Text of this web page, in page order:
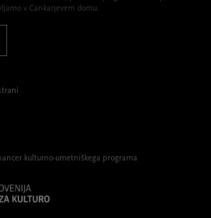
v Cankarjevem domu.
kulturno-umetniškega programa